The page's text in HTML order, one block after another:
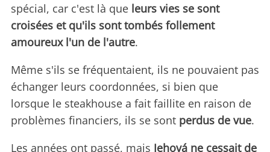
spécial, car c'est là que leurs vies se sont
croisées et qu'ils sont tombés follement
amoureux l'un de l'autre.
Même s'ils se fréquentaient, ils ne pouvaient pas
échanger leurs coordonnées, si bien que
lorsque le steakhouse a fait faillite en raison de
problèmes financiers, ils se sont perdus de vue.
Les années ont passé, mais Jehová ne cessait de